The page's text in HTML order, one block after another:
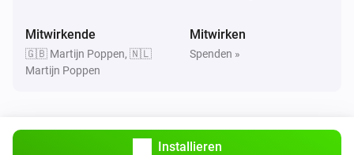
Mitwirkende
🇬🇧 Martijn Poppen, 🇳🇱
Martijn Poppen
Mitwirken
Spenden »
Installieren